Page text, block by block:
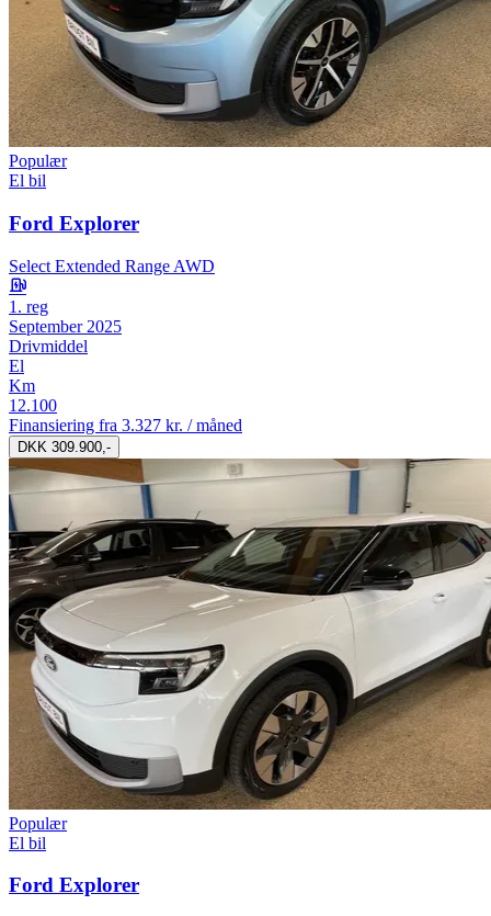
Populær
El bil
Ford Explorer
Select Extended Range AWD
1. reg
September 2025
Drivmiddel
El
Km
12.100
Finansiering fra 3.327 kr. / måned
DKK 309.900,-
Populær
El bil
Ford Explorer